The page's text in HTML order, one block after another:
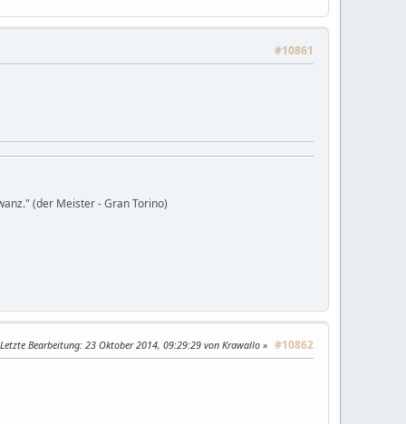
#10861
(der Meister - Gran Torino)
#10862
Letzte Bearbeitung: 23 Oktober 2014, 09:29:29 von Krawallo